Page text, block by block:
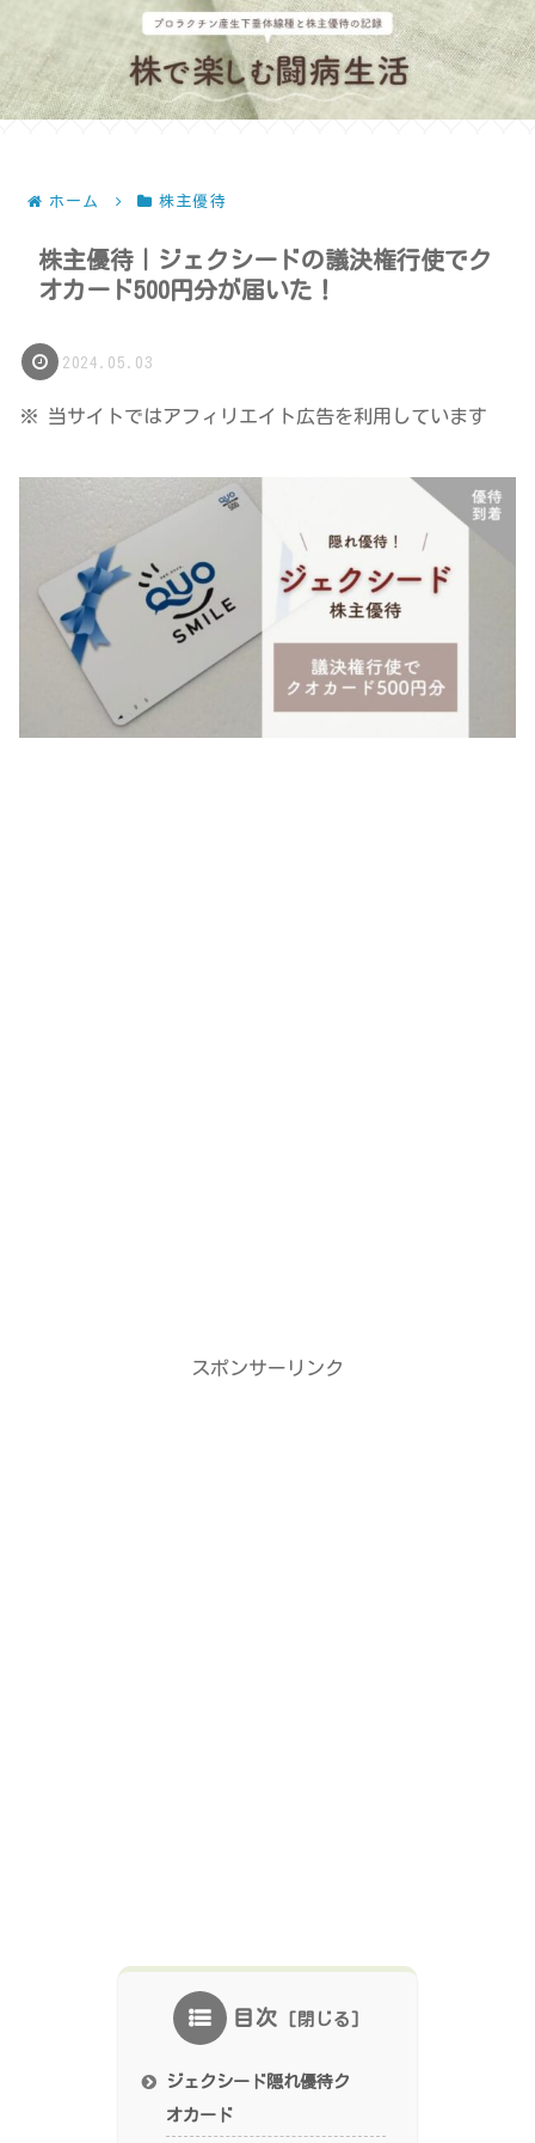
ホーム 株主優待
株主優待｜ジェクシードの議決権行使でク
オカード500円分が届いた！
2024.05.03
※ 当サイトではアフィリエイト広告を利用しています
スポンサーリンク
目次
ジェクシード隠れ優待ク
オカード